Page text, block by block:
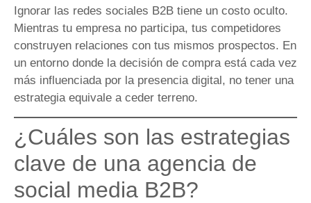
Ignorar las redes sociales B2B tiene un costo oculto.
Mientras tu empresa no participa, tus competidores
construyen relaciones con tus mismos prospectos. En
un entorno donde la decisión de compra está cada vez
más influenciada por la presencia digital, no tener una
estrategia equivale a ceder terreno.
¿Cuáles son las estrategias
clave de una agencia de
social media B2B?